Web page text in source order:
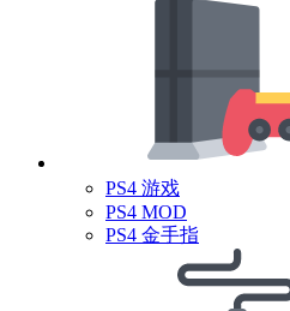
PS4 游戏
PS4 MOD
PS4 金手指